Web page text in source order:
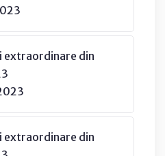
extraordinare din
extraordinare din